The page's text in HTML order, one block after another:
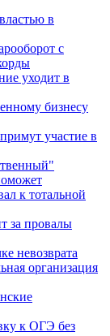
в
с
уходит в
бизнесу
участие в
к тотальной
за провалы
невозврата
организация
к ОГЭ без